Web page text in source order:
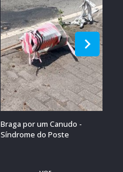
Braga por um Canudo -
Síndrome do Poste